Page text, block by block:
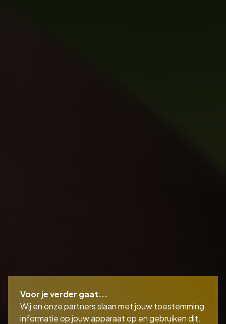
Voor je verder gaat...
Wij en onze partners slaan met jouw toestemming
informatie op jouw apparaat op en gebruiken dit.